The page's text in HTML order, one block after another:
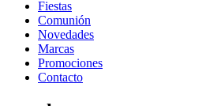
Fiestas
Comunión
Novedades
Marcas
Promociones
Contacto